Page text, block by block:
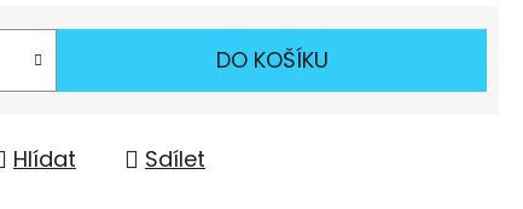
DO KOŠÍKU
Hlídat Sdílet